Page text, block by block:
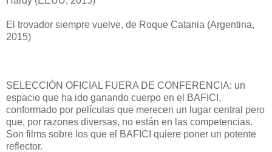
El trovador siempre vuelve, de Roque Catania (Argentina,
2015)
SELECCIÓN OFICIAL FUERA DE CONFERENCIA: un
espacio que ha ido ganando cuerpo en el BAFICI,
conformado por películas que merecen un lugar central pero
que, por razones diversas, no están en las competencias.
Son films sobre los que el BAFICI quiere poner un potente
reflector.